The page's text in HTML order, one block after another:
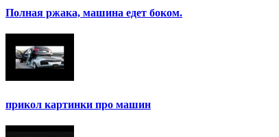
Полная ржака, машина едет боком.
прикол картинки про машин